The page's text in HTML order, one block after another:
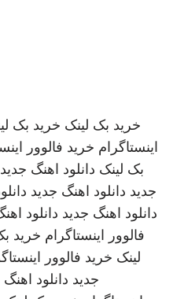
خرید بک لینک خرید بک
اینستاگرام خرید فالوور
بک لینک دانلود اهنگ جدید
جدید دانلود اهنگ جدید
دانلود اهنگ جدید دانلود
فالوور اینستاگرام خرید
لینک خرید فالوور
جدید دانلود